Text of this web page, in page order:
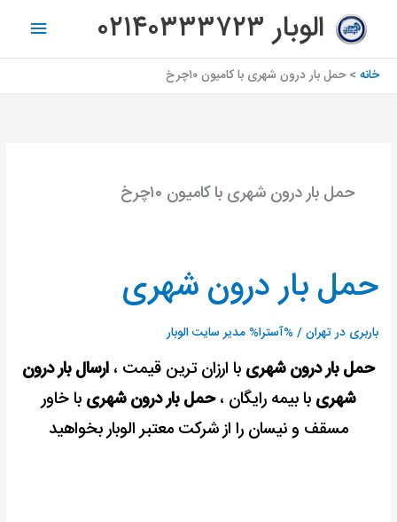
محتوا
الوبار ۰۲۱۴۰۳۳۳۷۲۳
اصلی
خانه حمل بار درون شهری با کامیون ۱۰چرخ
حمل بار درون شهری با کامیون ۱۰چرخ
حمل بار درون شهری
باربری در تهران/ %آسترا% مدیر سایت الوبار
حمل بار درون شهری با ارزان ترین قیمت ، ارسال بار درون
شهری با بیمه رایگان ،حمل بار درون شهری با خاور
مسقف و نیسان را از شرکت معتبر الوبار بخواهید
حمل
بار
شهری